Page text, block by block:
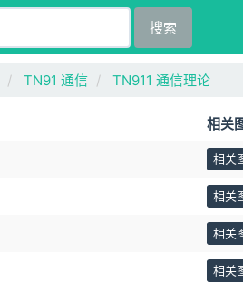
搜索
TN91 通信 TN911 通信理论
相关
相关
相关
相关
相关